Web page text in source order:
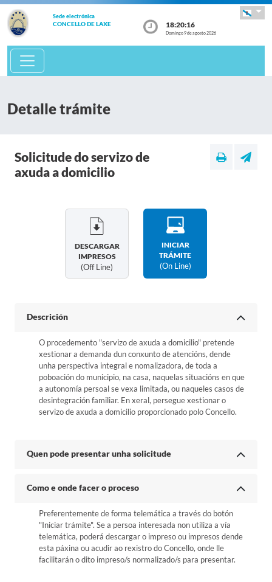
Sede electrónica
CONCELLO DE LAXE 18:20:16
Domingo 9 de agosto 2026
Detalle trámite
Solicitude do servizo de
axuda a domicilio
DESCARGAR
IMPRESOS
(off Line)
INICIAR
TRÁMITE
(on Line)
Descrición
O procedemento "servizo de axuda a domicilio" pretende
xestionar a demanda dun conxunto de atencións, dende
unha perspectiva integral e nomalizadora, de toda a
poboación do municipio, na casa, naquelas situacións en que
a autonomía persoal se vexa limitada, ou naqueles casos de
desintegración familiar. En xeral, persegue xestionar o
servizo de axuda a domicilio proporcionado polo Concello.
Quen pode presentar unha solicitude
Como e onde facer o proceso
Preferentemente de forma telemática a través do botón
"Iniciar trámite". Se a persoa interesada non utiliza a vía
telemática, poderá descargar o impreso ou impresos dende
esta páxina ou acudir ao rexistro do Concello, onde lle
facilitarán o dito impreso/s normalizado/s para presentar.